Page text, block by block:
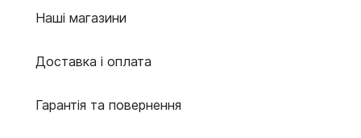
Наші магазини
Доставка і оплата
Гарантія та повернення